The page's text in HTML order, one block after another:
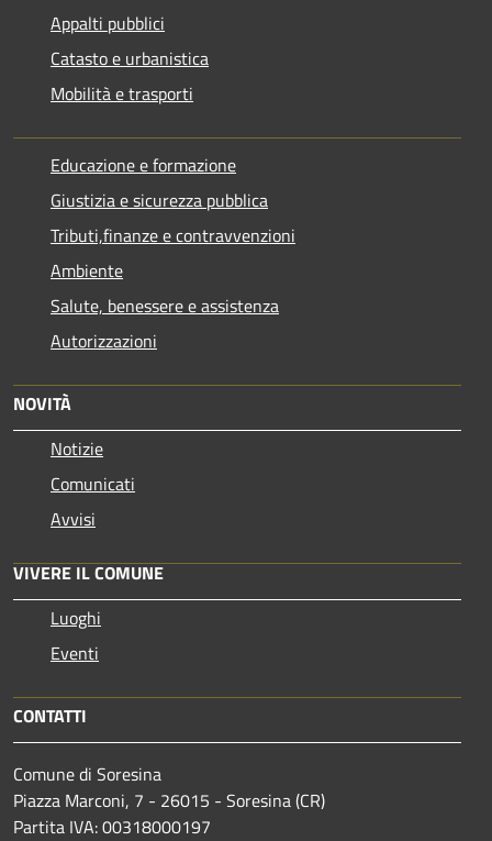
Appalti pubblici
Catasto e urbanistica
Mobilità e trasporti
Educazione e formazione
Giustizia e sicurezza pubblica
Tributi,finanze e contravvenzioni
Ambiente
Salute, benessere e assistenza
Autorizzazioni
NOVITÀ
Notizie
Comunicati
Avvisi
VIVERE IL COMUNE
Luoghi
Eventi
CONTATTI
Comune di Soresina
Piazza Marconi, 7 - 26015 - Soresina (CR)
Partita IVA: 00318000197